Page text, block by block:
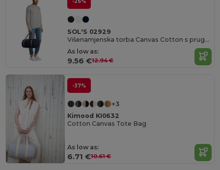
-26%
SOL'S 02929
Višenamjenska torba Canvas Cotton s prugastim ručkama
As low as:
9.56 €12.94 €
-37%
+3
Kimood KI0632
Cotton Canvas Tote Bag
As low as:
6.71 €10.61 €